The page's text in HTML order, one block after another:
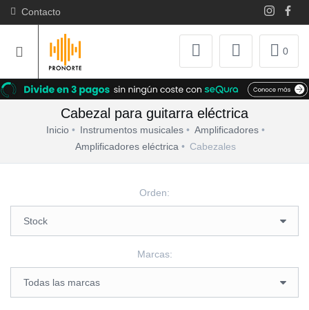
Contacto
0
Cabezal para guitarra eléctrica
Inicio Instrumentos musicales
Amplificadores
Amplificadores eléctrica
Cabezales
Orden:
Marcas: